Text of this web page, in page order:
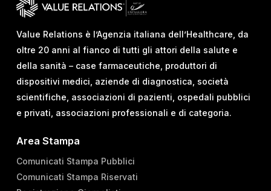
Value Relations è l’Agenzia italiana dell’Healthcare, da
oltre 20 anni al fianco di tutti gli attori della salute e
della sanità – case farmaceutiche, produttori di
dispositivi medici, aziende di diagnostica, società
scientifiche, associazioni di pazienti, ospedali pubblici
e privati, associazioni professionali e di categoria.
Area Stampa
Comunicati Stampa Pubblici
Comunicati Stampa Riservati